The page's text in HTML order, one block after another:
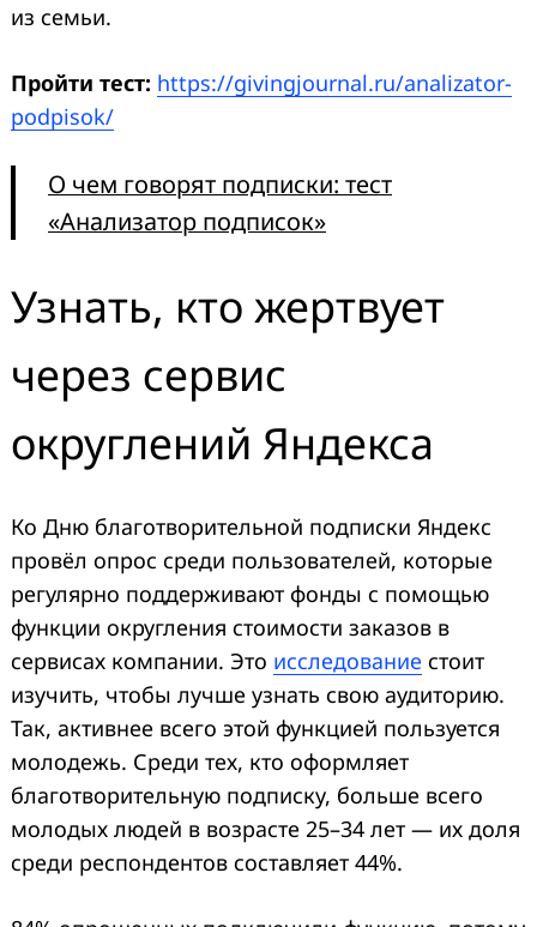
из семьи.
Пройти тест: https://givingjournal.ru/analizator-
podpisok/
О чем говорят подписки: тест
«Анализатор подписок»
Узнать, кто жертвует
через сервис
округлений Яндекса
Ко Дню благотворительной подписки Яндекс
провёл опрос среди пользователей, которые
регулярно поддерживают фонды с помощью
функции округления стоимости заказов в
сервисах компании. Это исследование стоит
изучить, чтобы лучше узнать свою аудиторию.
Так, активнее всего этой функцией пользуется
молодежь. Среди тех, кто оформляет
благотворительную подписку, больше всего
молодых людей в возрасте 25–34 лет — их доля
среди респондентов составляет 44%.